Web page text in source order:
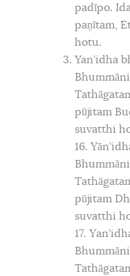
padīpo.
paņītam,
hotu.
Yan’idha
pūjitam
suvatthi
16.
pūjitam
suvatthi
17. Y